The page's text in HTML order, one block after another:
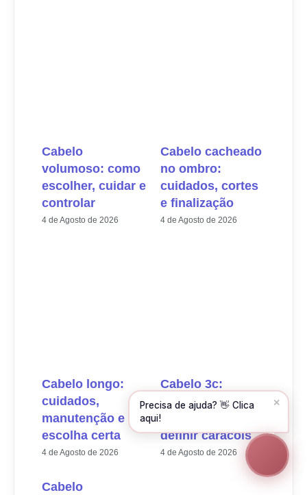
Cabelo
volumoso: como
escolher, cuidar e
controlar
4 de Agosto de 2026
Cabelo cacheado
no ombro:
cuidados, cortes
e finalização
4 de Agosto de 2026
Cabelo longo:
cuidados,
manutenção e
escolha certa
4 de Agosto de 2026
Cabelo 3c:
cuidados,
produtos e como
definir caracóis
4 de Agosto de 2026
Cabelo
Precisa de ajuda? 👋 Clica
aqui!
✕
Olá! Para começarmos, diz-me o teu nome
e email 😊